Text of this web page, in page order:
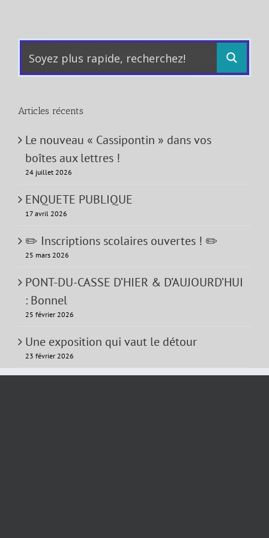
Articles récents
Le nouveau « Cassipontin » dans vos
boîtes aux lettres !
24 juillet 2026
ENQUETE PUBLIQUE
17 avril 2026
✏️ Inscriptions scolaires ouvertes ! ✏️
25 mars 2026
PONT-DU-CASSE D’HIER & D’AUJOURD’HUI
: Bonnel
25 février 2026
Une exposition qui vaut le détour
23 février 2026